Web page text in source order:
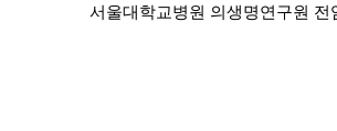
서울대학교병원 의생명연구원 전